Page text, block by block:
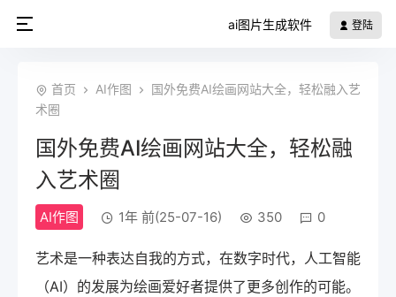
ai图片生成软件 登陆
首页 AI作图
国外免费AI绘画网站大全，轻松融入艺
术圈
国外免费AI绘画网站大全，轻松融
入艺术圈
AI作图 1年 前(25-07-16) 350 0
艺术是一种表达自我的方式，在数字时代，人工智能
（AI）的发展为绘画爱好者提供了更多创作的可能。